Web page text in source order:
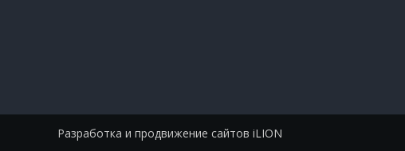
Разработка и продвижение сайтов iLION